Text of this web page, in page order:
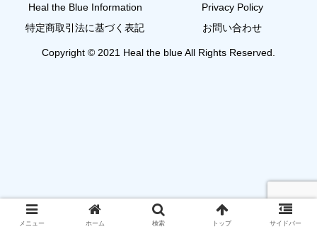
Heal the Blue Information
Privacy Policy
特定商取引法に基づく表記
お問い合わせ
Copyright © 2021 Heal the blue All Rights Reserved.
メニュー ホーム 検索 トップ サイドバー